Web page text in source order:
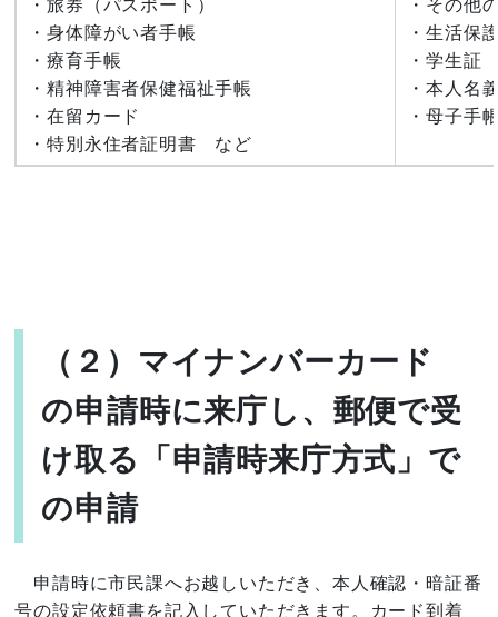
・旅券（パスポート）
・身体障がい者手帳
・療育手帳
・精神障害者保健福祉手帳
・在留カード
・特別永住者証明書 など
・その他
・生活保
・学生証
・本人名
・母子手
（２）マイナンバーカード
の申請時に来庁し、郵便で受
け取る「申請時来庁方式」で
の申請
申請時に市民課へお越しいただき、本人確認・暗証番
号の設定依頼書を記入していただきます。カード到着